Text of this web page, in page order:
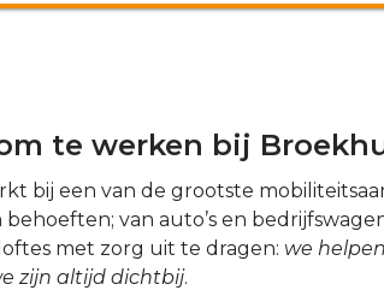
te werken bij
bij een van de grootste
van auto’s en
met zorg uit te dragen: we
zijn altijd dichtbij.